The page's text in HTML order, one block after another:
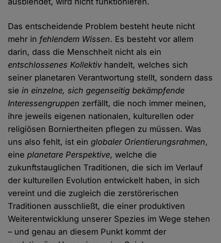
Das entscheidende Problem besteht heute nicht
mehr in fehlendem Wissen. Es besteht vor allem
darin, dass die Menschheit nicht als ein
entschlossenes Kollektivhandelt, welches sich
seiner planetaren Verantwortung stellt, sondern dass
siein einzelne, sich gegenseitig bekämpfende
Interessengruppen zerfällt, die noch immer meinen,
ihre jeweils eigenen nationalen, kulturellen oder
religiösen Borniertheiten pflegen zu müssen. Was
uns also fehlt, ist einglobaler Orientierungsrahmen,
eineplanetare Perspektive, welche die
zukunftstauglichen Traditionen, die sich im Verlauf
der kulturellen Evolution entwickelt haben, in sich
vereint und die zugleich die zerstörerischen
Traditionen ausschließt, die einer produktiven
Weiterentwicklung unserer Spezies im Wege stehen
– und genau an diesem Punkt kommt der